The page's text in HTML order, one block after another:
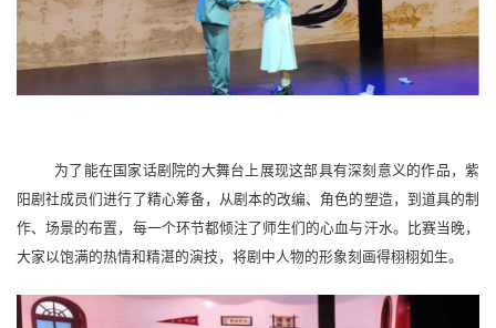
为了能在国家话剧院的大舞台上展现这部具有深刻意义的作品，紫
阳剧社成员们进行了精心筹备，从剧本的改编、角色的塑造，到道具的制
作、场景的布置，每一个环节都倾注了师生们的心血与汗水。比赛当晚，
大家以饱满的热情和精湛的演技，将剧中人物的形象刻画得栩栩如生。